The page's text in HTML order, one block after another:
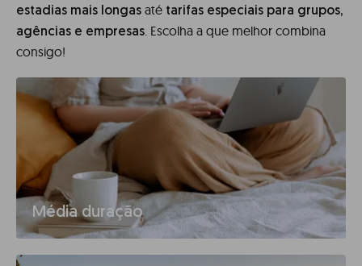
estadias mais longas até tarifas especiais para grupos,
agências e empresas . Escolha a que melhor combina
consigo!
Média duração